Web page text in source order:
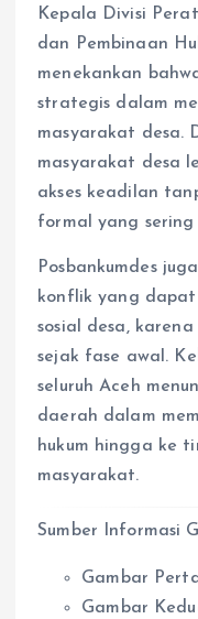
Kepala Divisi
dan Pembinaan
menekankan
strategis dalam
masyarakat desa.
masyarakat desa
akses keadilan
formal yang
Posbankumdes
konflik yang
sosial desa,
sejak fase awal.
seluruh Aceh
daerah dalam
hukum hingga ke
masyarakat.
Sumber Informasi
Gambar
Gambar